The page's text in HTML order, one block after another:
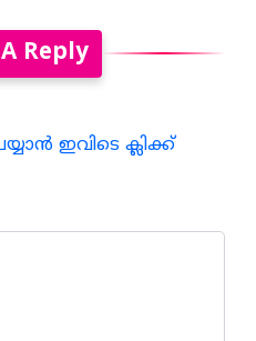
Reply
ഇവിടെ ക്ലിക്ക്